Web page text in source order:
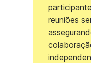
reuniões